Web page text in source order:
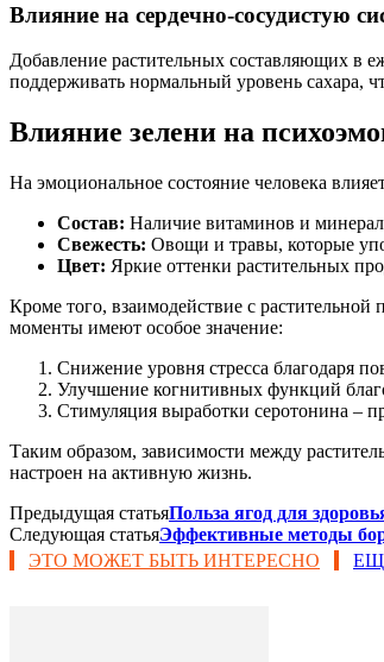
Влияние на сердечно-сосудистую
Добавление растительных составляющих в
поддерживать нормальный уровень сахара,
Влияние зелени на
На эмоциональное состояние человека
Состав: Наличие витаминов и
Свежесть: Овощи и травы, которые
Цвет: Яркие оттенки растительных
Кроме того, взаимодействие с
моменты имеют особое значение:
Снижение уровня стресса благодаря
Улучшение когнитивных функций
Стимуляция выработки серотонина –
Таким образом, зависимости между
настроен на активную жизнь.
Предыдущая статьяПольза ягод для
Следующая статьяЭффективные методы
ЭТО МОЖЕТ БЫТЬ ИНТЕРЕСНО